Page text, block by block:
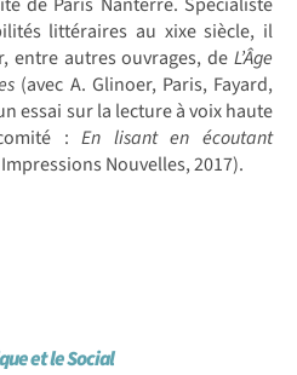
littéraires au xixe siècle, il
entre autres ouvrages, de L’Âge
(avec A. Glinoer, Paris, Fayard,
essai sur la lecture à voix haute
:En lisant en écoutant
Nouvelles, 2017).
et le Social